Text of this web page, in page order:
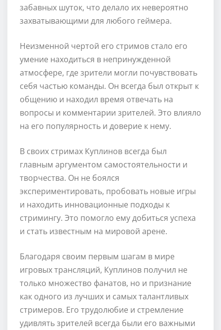
забавных шуток, что делало их невероятно
захватывающими для любого геймера.
Неизменной чертой его стримов стало его
умение находиться в непринужденной
атмосфере, где зрители могли почувствовать
себя частью команды. Он всегда был открыт к
общению и находил время отвечать на
вопросы и комментарии зрителей. Это влияло
на его популярность и доверие к нему.
В своих стримах Куплинов всегда был
главным аргументом самостоятельности и
творчества. Он не боялся
экспериментировать, пробовать новые игры
и находить инновационные подходы к
стримингу. Это помогло ему добиться успеха
и стать известным на мировой арене.
Благодаря своим первым шагам в мире
игровых трансляций, Куплинов получил не
только множество фанатов, но и признание
как одного из лучших и самых талантливых
стримеров. Его трудолюбие и стремление
удивлять зрителей всегда были его важными